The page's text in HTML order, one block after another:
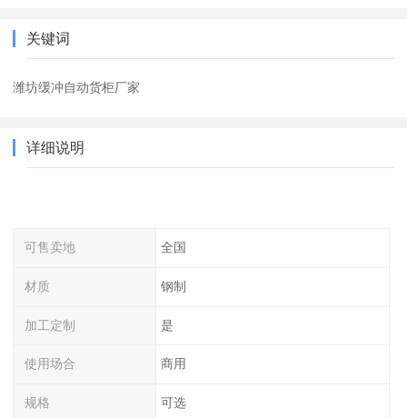
关键词
潍坊缓冲自动货柜厂家
详细说明
可售卖地 全国
材质 钢制
加工定制 是
使用场合 商用
规格 可选